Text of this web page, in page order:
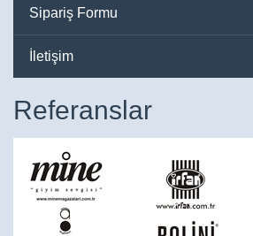
Sipariş Formu
İletişim
Referanslar